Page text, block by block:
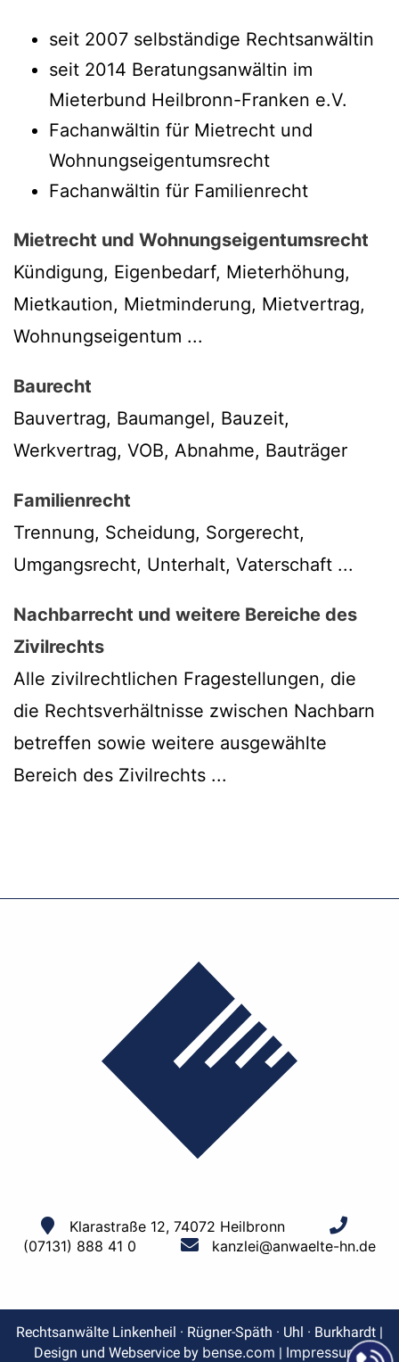
seit 2007 selbständige Rechtsanwältin
seit 2014 Beratungsanwältin im
Mieterbund Heilbronn-Franken e.V.
Fachanwältin für Mietrecht und
Wohnungseigentumsrecht
Fachanwältin für Familienrecht
Mietrecht und Wohnungseigentumsrecht
Kündigung, Eigenbedarf, Mieterhöhung,
Mietkaution, Mietminderung, Mietvertrag,
Wohnungseigentum ...
Baurecht
Bauvertrag, Baumangel, Bauzeit,
Werkvertrag, VOB, Abnahme, Bauträger
Familienrecht
Trennung, Scheidung, Sorgerecht,
Umgangsrecht, Unterhalt, Vaterschaft ...
Nachbarrecht und weitere Bereiche des
Zivilrechts
Alle zivilrechtlichen Fragestellungen, die
die Rechtsverhältnisse zwischen Nachbarn
betreffen sowie weitere ausgewählte
Bereich des Zivilrechts ...
Klarastraße 12, 74072 Heilbronn
(07131) 888 41 0
kanzlei@anwaelte-hn.de
Rechtsanwälte Linkenheil · Rügner-Späth · Uhl · Burkhardt |
Design und Webservice by bense.com | Impressum|